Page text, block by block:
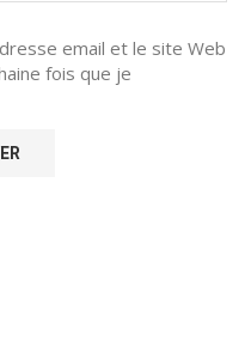
email et le site Web
fois que je